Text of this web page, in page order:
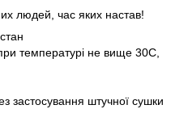
людей, час яких настав!
температурі не вище 30С,
застосування штучної сушки